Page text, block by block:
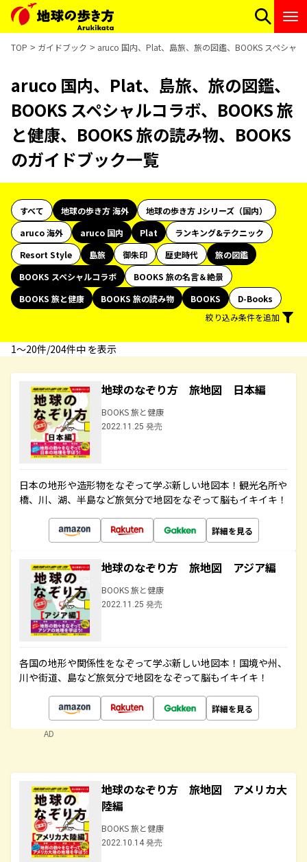
TOP ガイドブック aruco 国内、Plat、島旅、旅の図鑑、BOOKS スペシャ
aruco 国内、Plat、島旅、旅の図鑑、
BOOKS スペシャルコラボ、BOOKS 旅
と健康、BOOKS 旅の読み物、BOOKS
のガイドブック一覧
すべて 地球の歩き方 海外
地球の歩き方 Jシリーズ（国内）
aruco 海外
aruco 国内 Plat
ランキング&テクニック
Resort Style
島旅 御朱印 歴史時代
旅の図鑑
BOOKS スペシャルコラボ
BOOKS 旅の名言＆絶景
BOOKS 旅と健康
BOOKS 旅の読み物 BOOKS
D-Books
絞り込み条件を追加
1〜20件/204件中 を表示
地球のなぞり方 旅地図 日本編
BOOKS 旅と健康
2022.11.25 発売
日本の地形や造形物をなぞって学ぶ新しい地図本！観光名所や
橋、川、湖、半島など旅気分で地図をなぞって脳もイキイキ！
詳細を見る
地球のなぞり方 旅地図 アジア編
BOOKS 旅と健康
2022.11.25 発売
各国の地形や関係性をなぞって学ぶ新しい地図本！国境や州、
川や街道、島など旅気分で地図をなぞって脳もイキイキ！
詳細を見る
AD
地球のなぞり方 旅地図 アメリカ大
陸編
BOOKS 旅と健康
2022.10.14 発売